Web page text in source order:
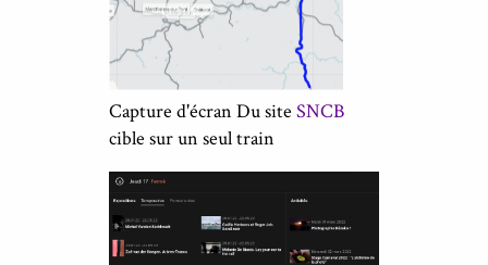
Capture d'écran Du site SNCB
cible sur un seul train